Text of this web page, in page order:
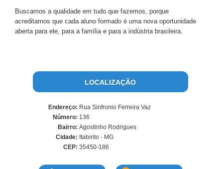
Buscamos a qualidade em tudo que fazemos, porque
acreditamos que cada aluno formado é uma nova oportunidade
aberta para ele, para a família e para a indústria brasileira.
LOCALIZAÇÃO
Endereço: Rua Sinfronio Ferreira Vaz
Número: 136
Bairro: Agostinho Rodrigues
Cidade: Itabirito - MG
CEP: 35450-186